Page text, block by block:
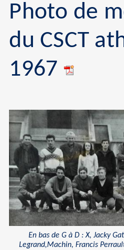
Photo de
du CSCT
1967
En bas de G à D : X, Jacky
Legrand,Machin, Francis